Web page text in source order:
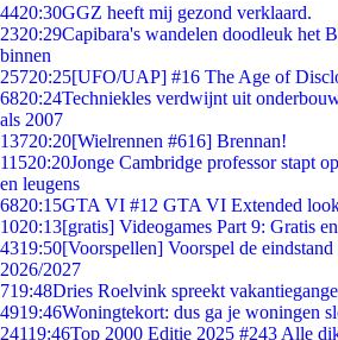
4420:30GGZ heeft mij gezond verklaard.
2320:29Capibara's wandelen doodleuk het
binnen
25720:25[UFO/UAP] #16 The Age of
6820:24Techniekles verdwijnt uit
als 2007
13720:20[Wielrennen #616] Brennan!
11520:20Jonge Cambridge professor stapt
en leugens
6820:15GTA VI #12 GTA VI Extended
1020:13[gratis] Videogames Part 9: Gratis
4319:50[Voorspellen] Voorspel de
2026/2027
719:48Dries Roelvink spreekt
4919:46Woningtekort: dus ga je woningen
24119:46Top 2000 Editie 2025 #243 Alle